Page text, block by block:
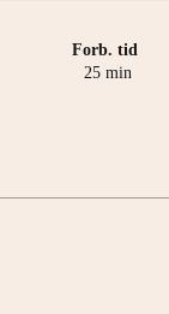
Forb. tid
25minutter
min